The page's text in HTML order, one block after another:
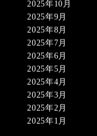
2025年10月
2025年9月
2025年8月
2025年7月
2025年6月
2025年5月
2025年4月
2025年3月
2025年2月
2025年1月